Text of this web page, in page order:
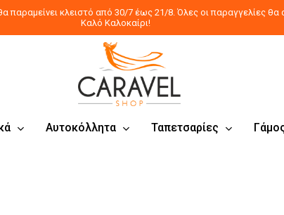
παραμείνει κλειστό από 30/7 έως 21/8. Όλες οι παραγγελίες θα
Καλό Καλοκαίρι!
Αυτοκόλλητα Ταπετσαρίες